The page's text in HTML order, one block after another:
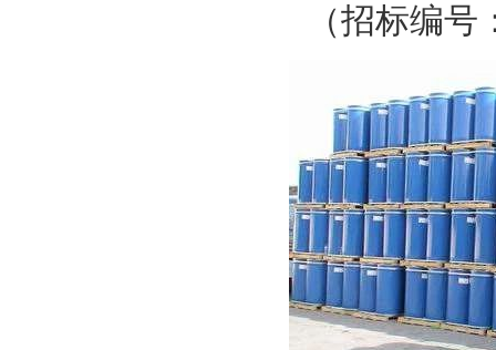
（招标编号